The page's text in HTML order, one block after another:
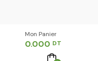
Mon Panier -
0.000 DT